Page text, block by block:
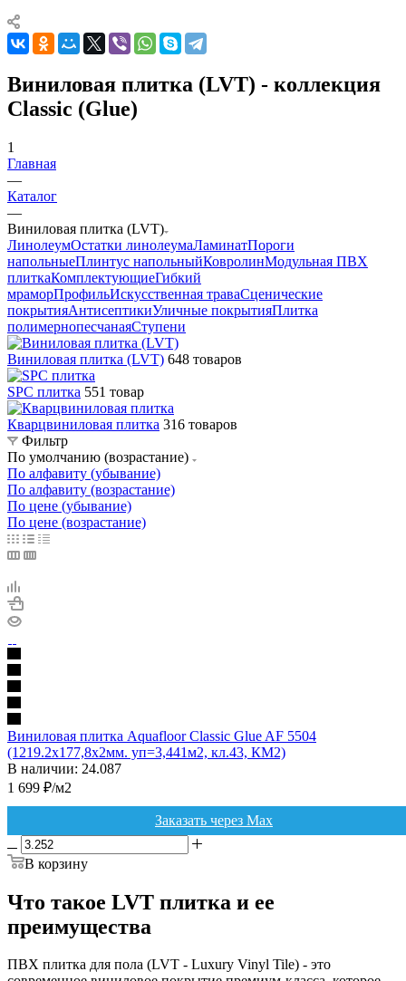
Виниловая плитка (LVT) - коллекция
Classic (Glue)
1
Главная
—
Каталог
—
Виниловая плитка (LVT)
ЛинолеумОстатки линолеумаЛаминатПороги
напольныеПлинтус напольныйКовролинМодульная ПВХ
плиткаКомплектующиеГибкий
мраморПрофильИскусственная траваСценические
покрытияАнтисептикиУличные покрытияПлитка
полимернопесчанаяСтупени
Виниловая плитка (LVT) 648 товаров
SPC плитка 551 товар
Кварцвиниловая плитка 316 товаров
Фильтр
По умолчанию (возрастание)
По алфавиту (убывание)
По алфавиту (возрастание)
По цене (убывание)
По цене (возрастание)
Виниловая плитка Aquafloor Сlassic Glue AF 5504
(1219.2х177,8х2мм. уп=3,441м2, кл.43, КМ2)
В наличии: 24.087
1 699 ₽/м2
Заказать через Max
В корзину
Что такое LVT плитка и ее
преимущества
ПВХ плитка для пола (LVT - Luxury Vinyl Tile) - это